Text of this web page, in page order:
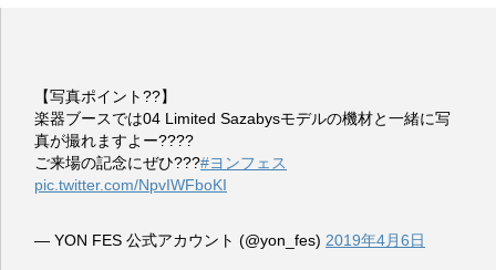
【写真ポイント??】
楽器ブースでは04 Limited Sazabysモデルの機材と一緒に写
真が撮れますよー????
ご来場の記念にぜひ???#ヨンフェス
pic.twitter.com/NpvIWFboKI
— YON FES 公式アカウント (@yon_fes) 2019年4月6日